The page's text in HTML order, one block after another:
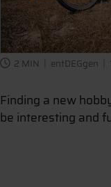
2 MIN entDEGgen
Finding a new
be interesting and